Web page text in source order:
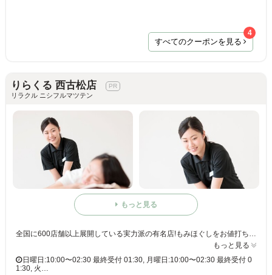
すべてのクーポンを見る
4
りらくる 西古松店
リラクル ニシフルマツテン
もっと見る
全国に600店舗以上展開している実力派の有名店!もみほぐしをお値打ち価格で☆60分3,980円(りらくるアプリ会員価格3,600円)
もっと見る
日曜日:10:00〜02:30 最終受付 01:30, 月曜日:10:00〜02:30 最終受付 0
1:30, 火…